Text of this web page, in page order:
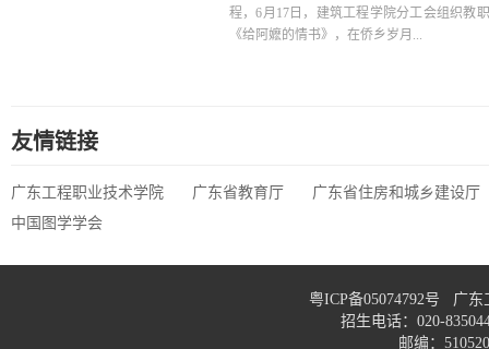
程，6月17日，建筑工程学院分工会组织教
《给阿嬷的情书》，在侨乡岁月...
友情链接
广东工程职业技术学院 广东省教育厅
广东省住房和城乡建设厅
中国图学学会
粤ICP备05074792号 广
招生电话：020-
邮编：